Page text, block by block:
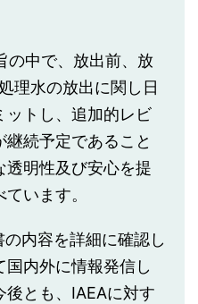
の中で、放出前、放
理水の放出に関し日
ットし、追加的レビ
継続予定であること
透明性及び安心を提
います。
内容を詳細に確認し
内外に情報発信し
後とも、IAEAに対す